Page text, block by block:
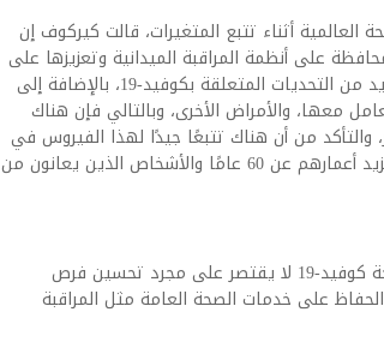
أثناء تتبع المتغيرات، قالت كيركوف إن
على أنظمة المراقبة الميدانية وتعزيزها على
أرض الواقع، مشيرة إلى أن البلدان تواجه حاليًا العديد من التحديات المتعلقة بكوفيد-19، بالإضافة إلى
معها، والأمراض الأخرى، وبالتالي فإن هناك
والتأكد من أن هناك تتبعًا جيدًا لهذا الفيروس في
الفئات السكانية المعرضة للخطر والأشخاص الذين تزيد أعمارهم عن 60 عامًا والأشخاص الذين يعانون من
وأشارت إلى أن التحرك الأساسي لاستراتيجية مكافحة كوفيد-19 لا يقتصر على مجرد تحسين فرص
على خدمات الصحة العامة مثل المراقبة